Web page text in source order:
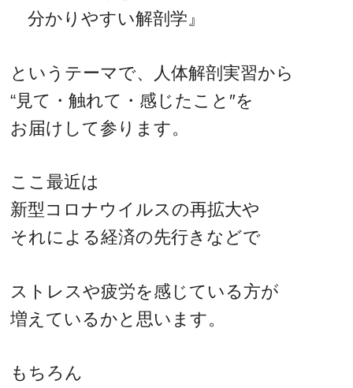
分かりやすい解剖学』
というテーマで、人体解剖実習から
“見て・触れて・感じたこと″を
お届けして参ります。
ここ最近は
新型コロナウイルスの再拡大や
それによる経済の先行きなどで
ストレスや疲労を感じている方が
増えているかと思います。
もちろん